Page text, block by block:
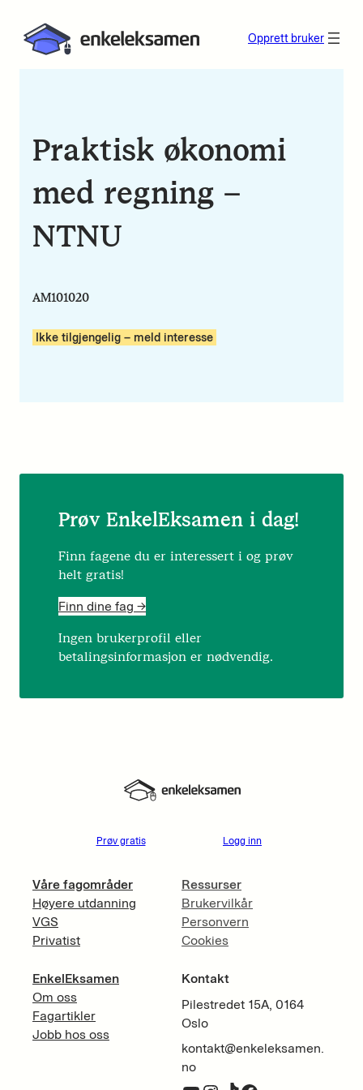
Opprett bruker
Praktisk økonomi
med regning –
NTNU
AM101020
Ikke tilgjengelig – meld interesse
Prøv EnkelEksamen i dag!
Finn fagene du er interessert i og prøv
helt gratis!
Finn dine fag ->
Ingen brukerprofil eller
betalingsinformasjon er nødvendig.
Prøv gratis Logg inn
Våre fagområder
Høyere utdanning
VGS
Privatist
EnkelEksamen
Om oss
Fagartikler
Jobb hos oss
Ressurser
Brukervilkår
Personvern
Cookies
Kontakt
Pilestredet 15A, 0164
Oslo
kontakt@enkeleksamen.
no